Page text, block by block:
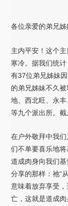
各位亲爱的弟兄姊
主内平安！这个
寒冷。据我们统
有37位弟兄姊妹
的弟兄姊妹不久
地、西北旺、永
等九个派出所。
在户外敬拜中我
们不单要喜乐地
道成肉身向我们
分享的那样：祂“
意味着放弃享受
亡，这就是道成